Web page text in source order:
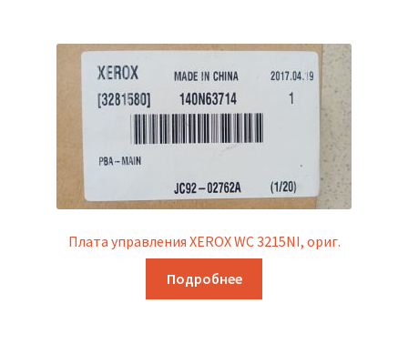
Плата управления XEROX WC 3215NI, ориг.
Подробнее